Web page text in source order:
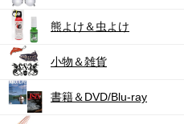
熊よけ＆虫よけ
小物＆雑貨
書籍＆DVD/Blu-ray